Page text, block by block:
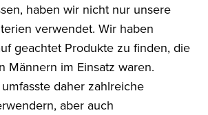
haben wir nicht nur unsere
verwendet. Wir haben
geachtet Produkte zu finden, die
Männern im Einsatz waren.
daher zahlreiche
aber auch